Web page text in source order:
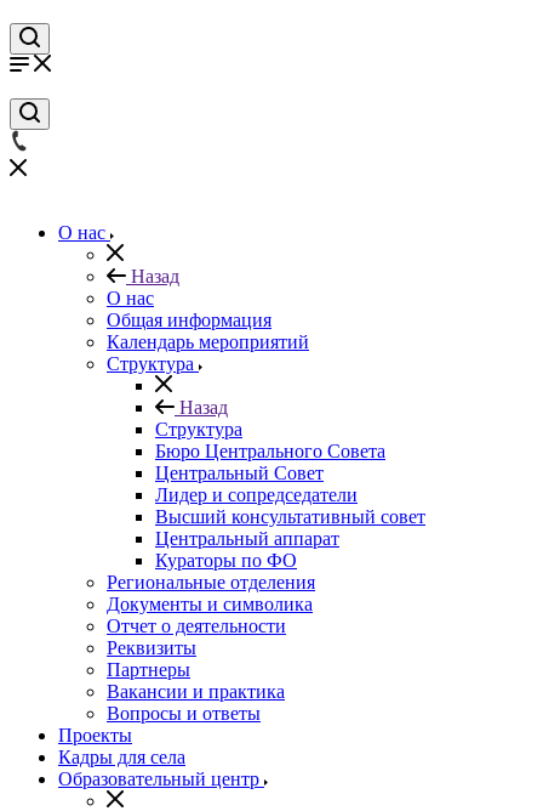
О нас
Назад
О нас
Общая информация
Календарь мероприятий
Структура
Назад
Структура
Бюро Центрального Совета
Центральный Совет
Лидер и сопредседатели
Высший консультативный совет
Центральный аппарат
Кураторы по ФО
Региональные отделения
Документы и символика
Отчет о деятельности
Реквизиты
Партнеры
Вакансии и практика
Вопросы и ответы
Проекты
Кадры для села
Образовательный центр